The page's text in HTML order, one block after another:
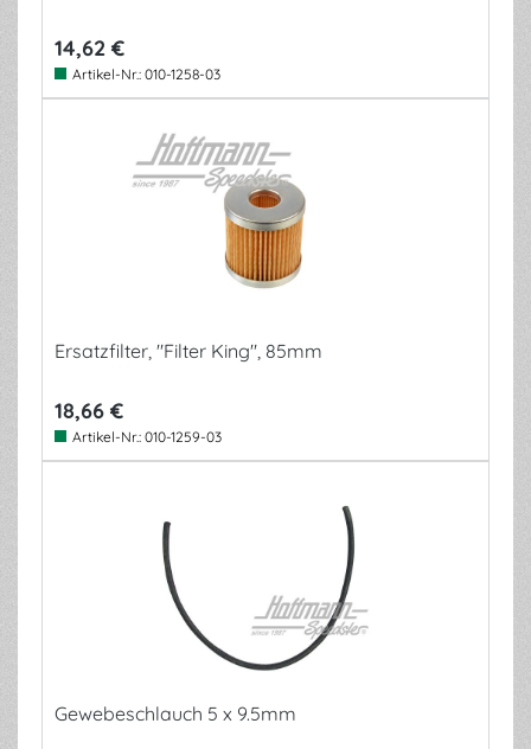
14,62 €
Artikel-Nr.: 010-1258-03
Ersatzfilter, "Filter King", 85mm
18,66 €
Artikel-Nr.: 010-1259-03
Gewebeschlauch 5 x 9.5mm